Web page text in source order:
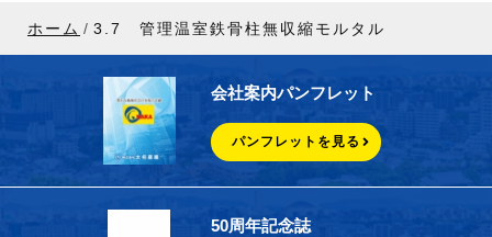
ホーム 3.7 管理温室鉄骨柱無収縮モルタル
会社案内パンフレット
パンフレットを見る
50周年記念誌